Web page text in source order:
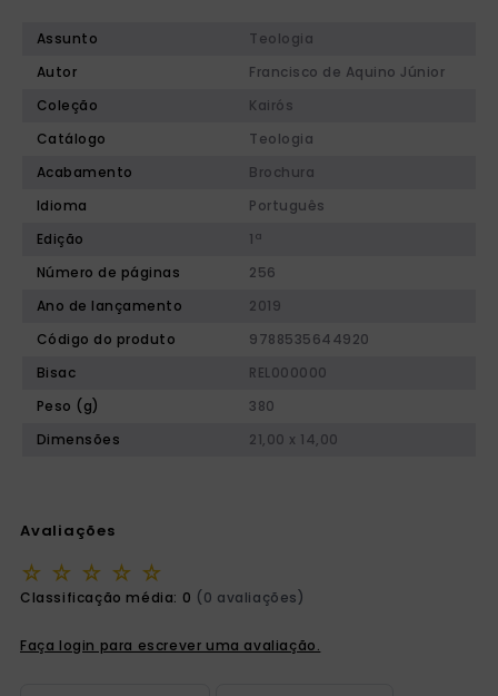
Assunto
Teologia
Autor
Francisco de Aquino Júnior
Coleção
Kairós
Catálogo
Teologia
Acabamento
Brochura
Idioma
Português
Edição
1ª
Número de páginas
256
Ano de lançamento
2019
Código do produto
9788535644920
Bisac
REL000000
Peso (g)
380
Dimensões
21,00 x 14,00
Avaliações
☆ ☆ ☆ ☆ ☆
Classificação média: 0 (0 avaliações)
Faça login para escrever uma avaliação.